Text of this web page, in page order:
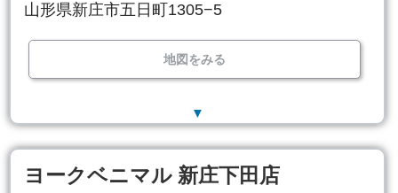
山形県新庄市五日町1305−5
地図をみる
▼
ヨークベニマル 新庄下田店